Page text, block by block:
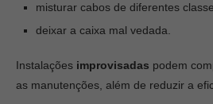
misturar cabos de diferentes
deixar a caixa mal vedada.
Instalações improvisadas podem
as manutenções, além de reduzir a